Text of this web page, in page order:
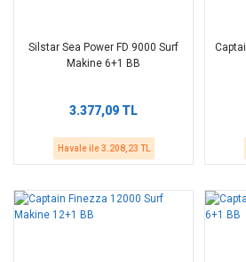
Silstar Sea Power FD 9000 Surf
Makine 6+1 BB
3.377,09 TL
Havale ile 3.208,23 TL